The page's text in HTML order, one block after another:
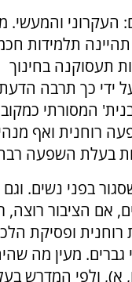
העקרוני והמעשי.
תלמידות
תעסוקנה בחינוך
ידי כך תרבה
המסורתי
רוחנית ואף
בעלת השפעה
בפני נשים.
אם הציבור
ופסיקת
מעין מה
ולפי המדרש